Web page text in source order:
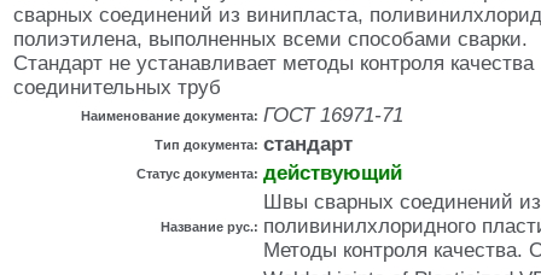
сварных соединений из винипласта,
полиэтилена, выполненных всеми способами сварки.
Стандарт не устанавливает методы контроля
соединительных труб
Наименование документа: ГОСТ 16971-71
Тип документа: стандарт
Статус документа: действующий
Название рус.:
Швы сварных соединений
поливинилхлоридного
Методы контроля качества.